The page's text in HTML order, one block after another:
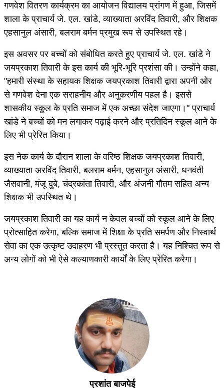
गणवेश वितरण कार्यक्रम का आयोजन विद्यालय प्रांगण में हुआ, जिसमें
शाला के प्राचार्य जे. एल. खांडे, व्याख्याता अरविंद तिवारी, और शिक्षक
एहसानुल अंसारी, बलराम बर्मन प्रमुख रूप से उपस्थित रहे।
इस अवसर पर बच्चों को संबोधित करते हुए प्राचार्य जे. एल. खांडे ने
जयप्रकाश तिवारी के इस कार्य की भूरि-भूरि प्रशंसा की। उन्होंने कहा,
"हमारी संस्था के सहायक शिक्षक जयप्रकाश तिवारी द्वारा अपनी ओर
से गणवेश देना एक सराहनीय और अनुकरणीय पहल है। इससे
शासकीय स्कूल के प्रति समाज में एक अच्छा संदेश जाएगा।" प्राचार्य
खांडे ने बच्चों को मन लगाकर पढ़ाई करने और प्रतिदिन स्कूल आने के
लिए भी प्रेरित किया।
इस नेक कार्य के दौरान शाला के वरिष्ठ शिक्षक जयप्रकाश तिवारी,
व्याख्याता अरविंद तिवारी, बलराम बर्मन, एहसानुल अंसारी, धनवंती
जैसवानी, मंजू दुबे, चंद्रकांता तिवारी, और अंजनी गौतम सहित अन्य
शिक्षक भी उपस्थित थे।
जयप्रकाश तिवारी का यह कार्य न केवल बच्चों को स्कूल आने के लिए
प्रोत्साहित करेगा, बल्कि समाज में शिक्षा के प्रति समर्पण और निस्वार्थ
सेवा का एक उत्कृष्ट उदाहरण भी प्रस्तुत करता है। यह निश्चित रूप से
अन्य लोगों को भी ऐसे कल्याणकारी कार्यों के लिए प्रेरित करेगा।
प्रशांत बाजपेई